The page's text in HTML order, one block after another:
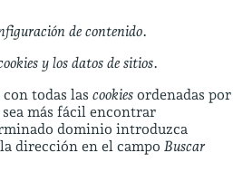
de contenido.
y los datos de sitios.
todas las cookies ordenadas por
más fácil encontrar
dominio introduzca
dirección en el campo Buscar